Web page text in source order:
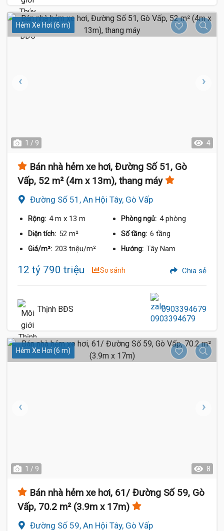
Hẻm Xe Hơi (6 m)
1 / 9 4
Bán nhà hẻm xe hơi, Đường Số 51, Gò
Vấp, 52 m² (4m x 13m), thang máy
Đường Số 51, An Hội Tây, Gò Vấp
Rộng: 4 m x 13 m Phòng ngủ: 4 phòng
Diện tích: 52 m² Số tầng: 6 tầng
Giá/m²: 203 triệu/m² Hướng: Tây Nam
12 tỷ 790 triệu So sánh Chia sẻ
Thịnh BĐS 0903394679
Hẻm Xe Hơi (6 m)
1 / 9 8
Bán nhà hẻm xe hơi, 61/ Đường Số 59, Gò
Vấp, 70.2 m² (3.9m x 17m)
Đường Số 59, An Hội Tây, Gò Vấp